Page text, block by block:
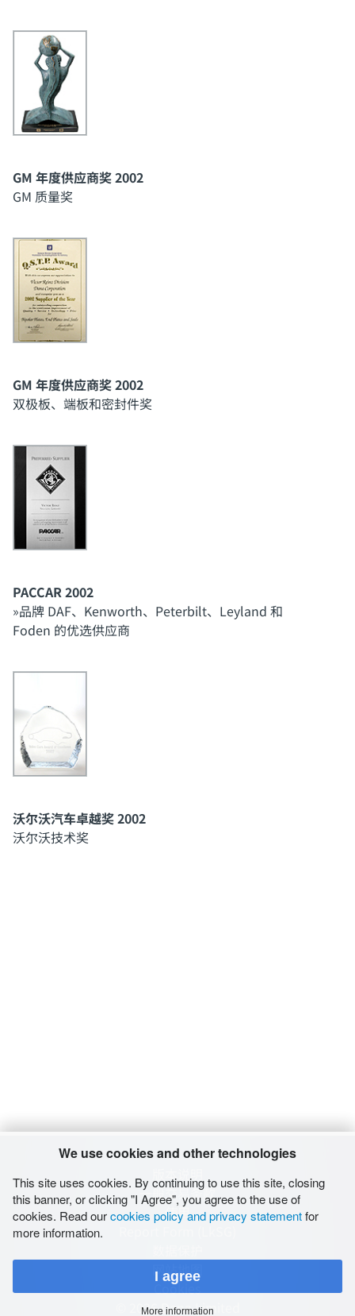
We use cookies and other technologies
This site uses cookies. By continuing to use this site, closing
this banner, or clicking "I Agree", you agree to the use of
cookies. Read ourcookies policy and privacy statementfor
more information.
I agree
More information
GM 年度供应商奖 2002
GM 质量奖
GM 年度供应商奖 2002
双极板、端板和密封件奖
PACCAR 2002
»品牌 DAF、Kenworth、Peterbilt、Leyland 和
Foden 的优选供应商
沃尔沃汽车卓越奖 2002
沃尔沃技术奖
一般交易条款
使用
网站地图
Cookies
© 2026 Dana Limited